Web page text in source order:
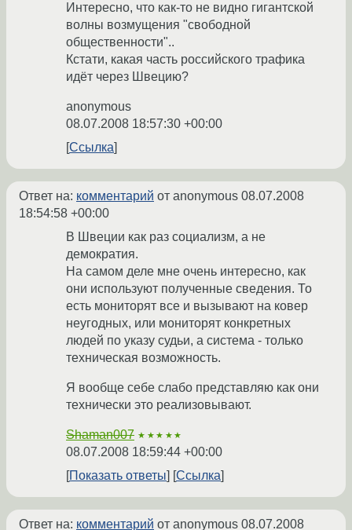
Интересно, что как-то не видно гигантской
волны возмущения "свободной
общественности"..
Кстати, какая часть российского трафика
идёт через Швецию?
anonymous
08.07.2008 18:57:30 +00:00
Ссылка
Ответ на: комментарий от anonymous 08.07.2008
18:54:58 +00:00
В Швеции как раз социализм, а не
демократия.
На самом деле мне очень интересно, как
они используют полученные сведения. То
есть мониторят все и вызывают на ковер
неугодных, или мониторят конкретных
людей по указу судьи, а система - только
техническая возможность.
Я вообще себе слабо представляю как они
технически это реализовывают.
Shaman007 ★★★★★
08.07.2008 18:59:44 +00:00
Показать ответы
Ссылка
Ответ на: комментарий от anonymous 08.07.2008